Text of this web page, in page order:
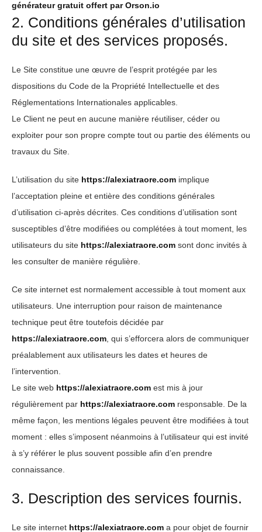
générateur gratuit offert par Orson.io
2. Conditions générales d’utilisation
du site et des services proposés.
Le Site constitue une œuvre de l’esprit protégée par les
dispositions du Code de la Propriété Intellectuelle et des
Réglementations Internationales applicables.
Le Client ne peut en aucune manière réutiliser, céder ou
exploiter pour son propre compte tout ou partie des éléments ou
travaux du Site.
L’utilisation du site https://alexiatraore.com implique
l’acceptation pleine et entière des conditions générales
d’utilisation ci-après décrites. Ces conditions d’utilisation sont
susceptibles d’être modifiées ou complétées à tout moment, les
utilisateurs du site https://alexiatraore.com sont donc invités à
les consulter de manière régulière.
Ce site internet est normalement accessible à tout moment aux
utilisateurs. Une interruption pour raison de maintenance
technique peut être toutefois décidée par
https://alexiatraore.com , qui s’efforcera alors de communiquer
préalablement aux utilisateurs les dates et heures de
l’intervention.
Le site web https://alexiatraore.com est mis à jour
régulièrement par https://alexiatraore.com responsable. De la
même façon, les mentions légales peuvent être modifiées à tout
moment : elles s’imposent néanmoins à l’utilisateur qui est invité
à s’y référer le plus souvent possible afin d’en prendre
connaissance.
3. Description des services fournis.
Le site internet https://alexiatraore.com a pour objet de fournir